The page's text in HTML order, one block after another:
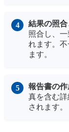
結果の照合
照合し、
れます。
ます。
報告書の
真を含む
されます。